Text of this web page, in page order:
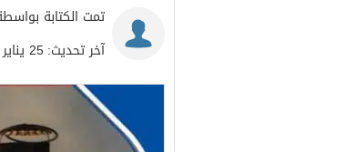
تمت الكتابة
آخر تحديث:25 يناير 2026 - 1:29م